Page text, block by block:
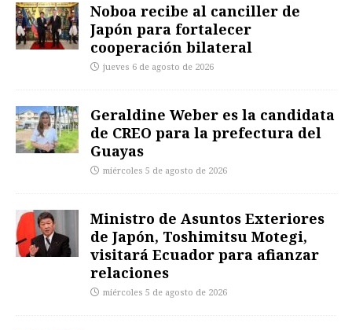
Noboa recibe al canciller de
Japón para fortalecer
cooperación bilateral
jueves 6 de agosto de 2026
Geraldine Weber es la candidata
de CREO para la prefectura del
Guayas
miércoles 5 de agosto de 2026
Ministro de Asuntos Exteriores
de Japón, Toshimitsu Motegi,
visitará Ecuador para afianzar
relaciones
miércoles 5 de agosto de 2026